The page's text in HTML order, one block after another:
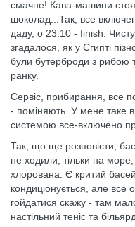
смачне! Кава-машини
шоколад...Так, все
даду, о 23:10 - finish.
згадалося, як у Єгипті
були бутерброди з рибою
ранку.
Сервіс, прибирання, все
- поміняють. У мене таке
системою все-включено
Так, що ще розповісти,
не ходили, тільки на море,
хлорована. Є критий
кондиціонується, але
гойдатися скажу - там
настільний теніс та